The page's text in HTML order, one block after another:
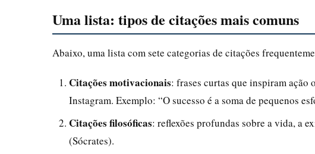
Uma lista: tipos de citações mais comuns
Abaixo, uma lista com sete categorias de citações
Citações motivacionais: frases curtas que inspiram ação
Instagram. Exemplo: “O sucesso é a soma de pequenos
Citações filosóficas: reflexões profundas sobre a vida, a
(Sócrates).